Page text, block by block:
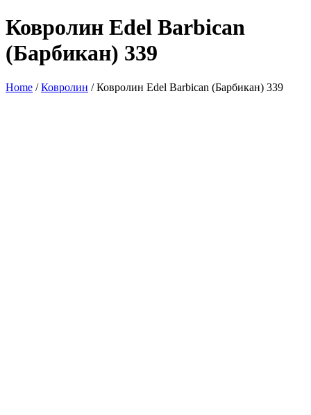
Ковролин Edel Barbican
(Барбикан) 339
Home /Ковролин / Ковролин Edel Barbican (Барбикан) 339